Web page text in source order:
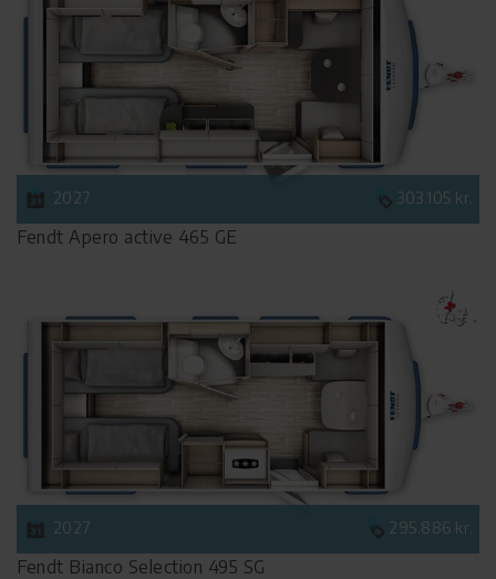
2027 303.105 kr.
Fendt Apero active 465 GE
2027 295.886 kr.
Fendt Bianco Selection 495 SG